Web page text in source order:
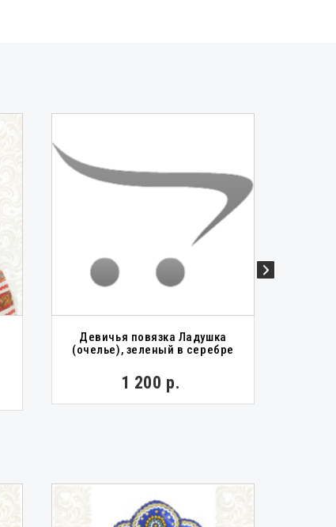
Девичья повязка Ладушка
(очелье), зеленый в серебре
1 200 р.